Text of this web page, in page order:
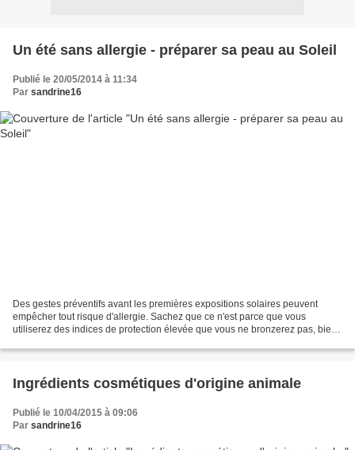
Un été sans allergie - préparer sa peau au Soleil
Publié le 20/05/2014 à 11:34
Par sandrine16
Des gestes préventifs avant les premières expositions solaires peuvent
empêcher tout risque d'allergie. Sachez que ce n'est parce que vous
utiliserez des indices de protection élevée que vous ne bronzerez pas, bien
Ingrédients cosmétiques d'origine animale
Publié le 10/04/2015 à 09:06
Par sandrine16